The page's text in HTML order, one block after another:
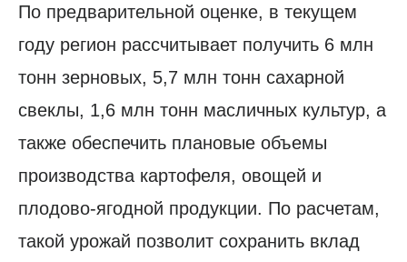
По предварительной оценке, в текущем
году регион рассчитывает получить 6 млн
тонн зерновых, 5,7 млн тонн сахарной
свеклы, 1,6 млн тонн масличных культур, а
также обеспечить плановые объемы
производства картофеля, овощей и
плодово-ягодной продукции. По расчетам,
такой урожай позволит сохранить вклад